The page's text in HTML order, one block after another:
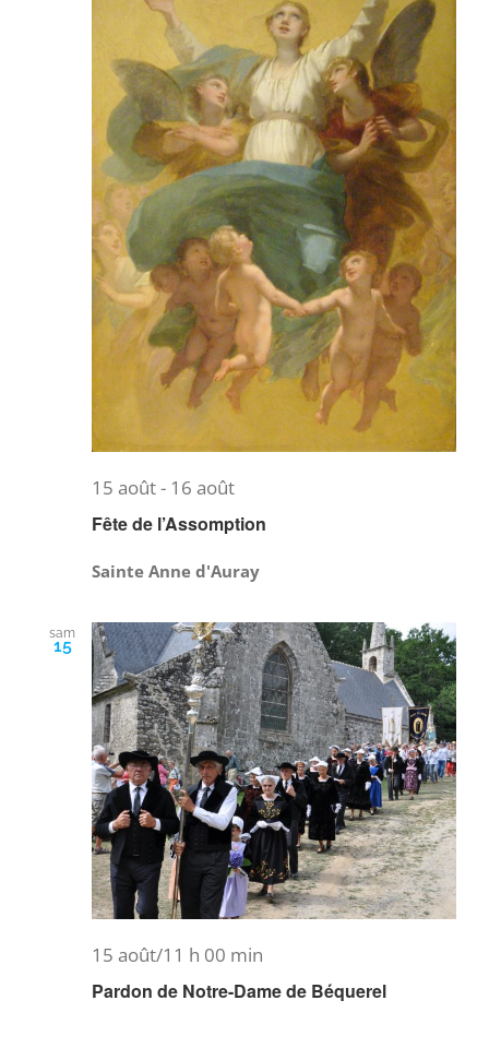
15 août- 16 août
Fête de l’Assomption
Sainte Anne d'Auray
sam
15
15 août/11 h 00 min
Pardon de Notre-Dame de Béquerel